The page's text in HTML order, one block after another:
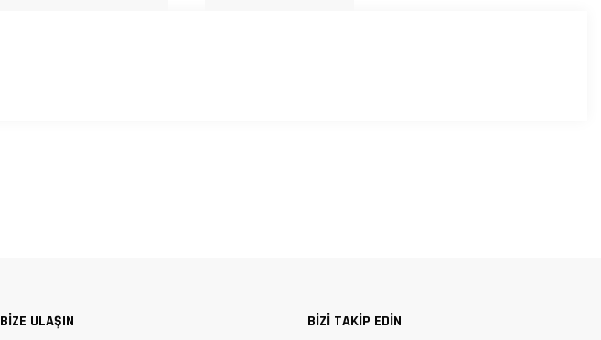
BİZE ULAŞIN BİZİ TAKİP EDİN